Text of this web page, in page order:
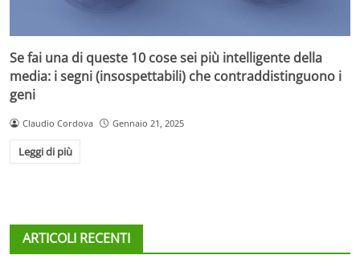
Se fai una di queste 10 cose sei più intelligente della
media: i segni (insospettabili) che contraddistinguono i
geni
Claudio Cordova Gennaio 21, 2025
Leggi di più
ARTICOLI RECENTI